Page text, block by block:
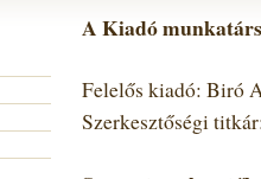
A Kiadó
Felelős kiadó: Biró
Szerkesztőségi